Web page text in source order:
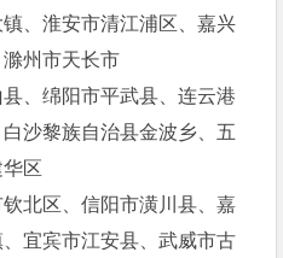
、淮安市清江浦区、嘉兴
州市天长市
、绵阳市平武县、连云港
沙黎族自治县金波乡、五
区
北区、信阳市潢川县、嘉
宜宾市江安县、武威市古